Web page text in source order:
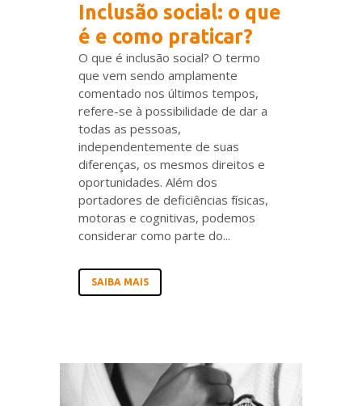
Inclusão social: o que
é e como praticar?
O que é inclusão social? O termo
que vem sendo amplamente
comentado nos últimos tempos,
refere-se à possibilidade de dar a
todas as pessoas,
independentemente de suas
diferenças, os mesmos direitos e
oportunidades. Além dos
portadores de deficiências físicas,
motoras e cognitivas, podemos
considerar como parte do...
SAIBA MAIS